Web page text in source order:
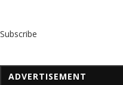
Subscribe
ADVERTISEMENT